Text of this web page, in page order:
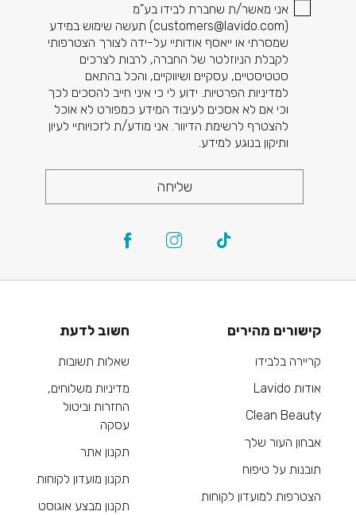
אני מאשר/ת שחברת לבידו בע"מ
(
customers@lavido.com) תעשה שימוש במידע
שמסרתי או ייאסף אודותיי על-ידה לצורך הצטרפותי
לקבלת הניוזלטר של החברה, לרבות לצרכים
סטטיסטיים, עסקיים ושיווקיים, והכל בהתאם
למדיניות הפרטיות. ידוע לי כי איני חייב להסכים לכך
וכי אם לא אסכים לעיבוד המידע כמפורט לא אוכל
להצטרף לרשימת הדיוור. אני מודע/ת לזכויותיי לעיון
ותיקון בנוגע למידע.
שליחה
קישורים מהירים
קריירה בלבידו
אודות Lavido
Clean Beauty
אבחון העור שלך
תובנות על טיפוח
הצטרפות למועדון לקוחות
חשוב לדעת
שאלות תשובות
מדיניות משלוחים,
החזרות וביטול
עסקה
תקנון אתר
תקנון מועדון לקוחות
תקנון מבצע אוגוסט